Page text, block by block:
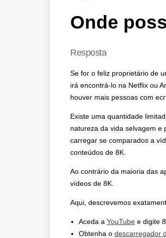
Onde
Resposta
Se for o feliz proprietário de
irá encontrá-lo na Netflix ou
houver mais pessoas com
Existe uma quantidade
natureza da vida selvagem e
carregar se comparados a
conteúdos de 8K.
Ao contrário da maioria das
vídeos de 8K.
Aqui, descrevemos
Aceda a YouTube e digite
Obtenha o descarregador